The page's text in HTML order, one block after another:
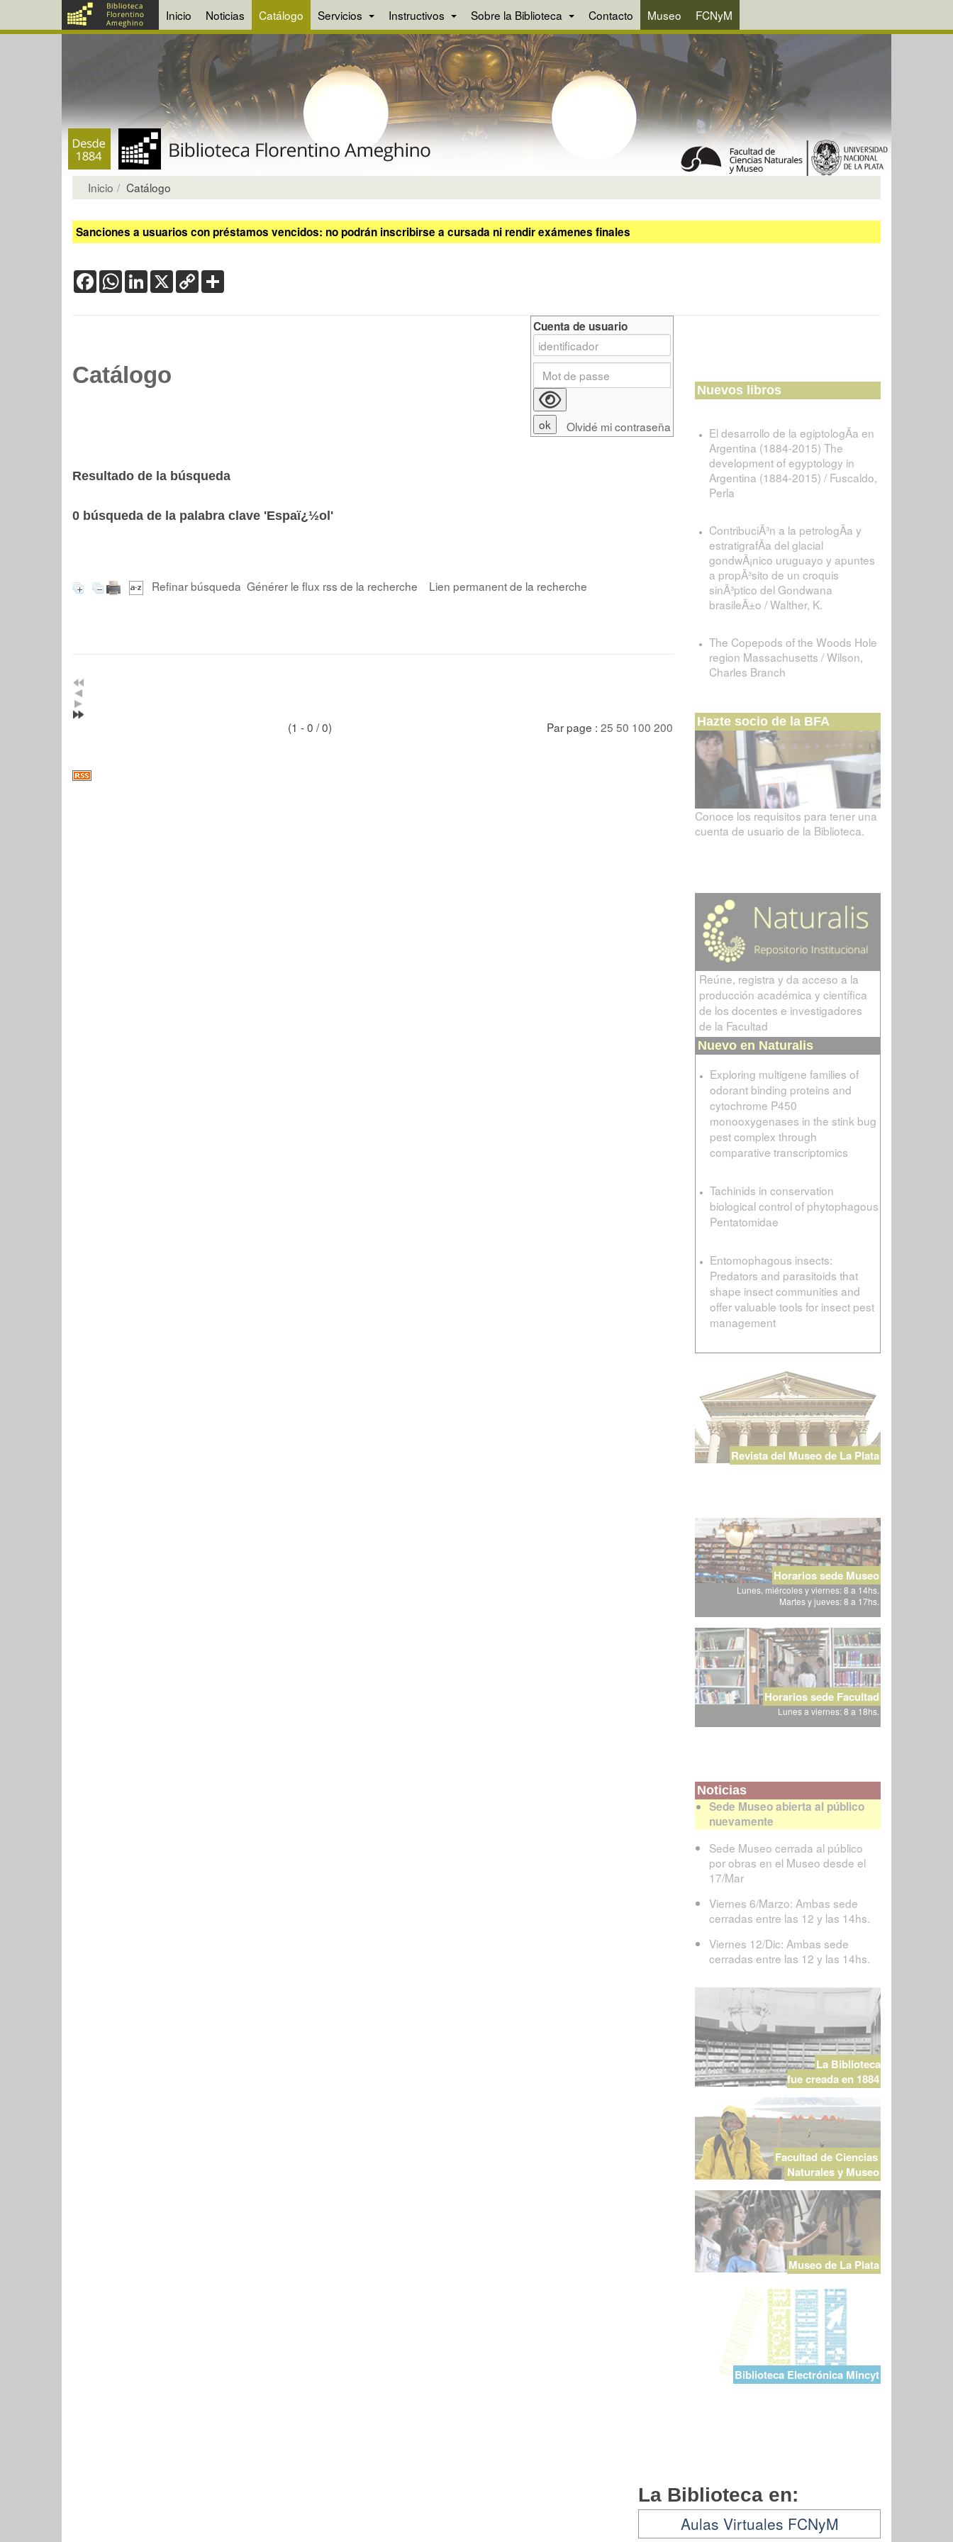
Inicio Noticias Catálogo Servicios Instructivos Sobre la Biblioteca Contacto Museo FCNyM
Inicio Catálogo
Sanciones a usuarios con préstamos vencidos: no podrán inscribirse a cursada ni rendir exámenes finales
FacebookWhatsApp
LinkedIn
X Copy
Link
Catálogo
Resultado de la búsqueda
0 búsqueda de la palabra clave 'Espaï¿½ol'
Refinar búsqueda Générer le flux rss de la recherche Lien permanent de la recherche
(1 - 0 / 0) Par page : 25 50 100 200
Cuenta de usuario
Olvidé mi contraseña
Nuevos libros
El desarrollo de la egiptologÃ­a en
Argentina (1884-2015) The
development of egyptology in
Argentina (1884-2015) / Fuscaldo,
Perla
ContribuciÃ³n a la petrologÃ­a y
estratigrafÃ­a del glacial
gondwÃ¡nico uruguayo y apuntes
a propÃ³sito de un croquis
sinÃ³ptico del Gondwana
brasileÃ±o / Walther, K.
The Copepods of the Woods Hole
region Massachusetts / Wilson,
Charles Branch
Hazte socio de la BFA
Conoce los requisitos para tener una
cuenta de usuario de la Biblioteca.
Reúne, registra y da acceso a la
producción académica y científica
de los docentes e investigadores
de la Facultad
Nuevo en Naturalis
Exploring multigene families of
odorant binding proteins and
cytochrome P450
monooxygenases in the stink bug
pest complex through
comparative transcriptomics
Tachinids in conservation
biological control of phytophagous
Pentatomidae
Entomophagous insects:
Predators and parasitoids that
shape insect communities and
offer valuable tools for insect pest
management
Revista del Museo de La Plata
Horarios sede Museo
Lunes, miércoles y viernes: 8 a 14hs.
Martes y jueves: 8 a 17hs.
Horarios sede Facultad
Lunes a viernes: 8 a 18hs.
Noticias
Sede Museo abierta al público
nuevamente
Sede Museo cerrada al público
por obras en el Museo desde el
17/Mar
Viernes 6/Marzo: Ambas sede
cerradas entre las 12 y las 14hs.
Viernes 12/Dic: Ambas sede
cerradas entre las 12 y las 14hs.
La Biblioteca
fue creada en 1884
Facultad de Ciencias
Naturales y Museo
Museo de La Plata
Biblioteca Electrónica Mincyt
La Biblioteca en:
Aulas Virtuales FCNyM